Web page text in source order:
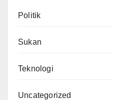
Politik
Sukan
Teknologi
Uncategorized